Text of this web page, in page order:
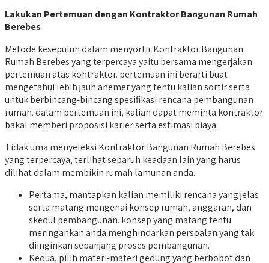
Lakukan Pertemuan dengan Kontraktor Bangunan Rumah
Berebes
Metode kesepuluh dalam menyortir Kontraktor Bangunan
Rumah Berebes yang terpercaya yaitu bersama mengerjakan
pertemuan atas kontraktor. pertemuan ini berarti buat
mengetahui lebih jauh anemer yang tentu kalian sortir serta
untuk berbincang-bincang spesifikasi rencana pembangunan
rumah. dalam pertemuan ini, kalian dapat meminta kontraktor
bakal memberi proposisi karier serta estimasi biaya.
Tidak uma menyeleksi Kontraktor Bangunan Rumah Berebes
yang terpercaya, terlihat separuh keadaan lain yang harus
dilihat dalam membikin rumah lamunan anda.
Pertama, mantapkan kalian memiliki rencana yang jelas
serta matang mengenai konsep rumah, anggaran, dan
skedul pembangunan. konsep yang matang tentu
meringankan anda menghindarkan persoalan yang tak
diinginkan sepanjang proses pembangunan.
Kedua, pilih materi-materi gedung yang berbobot dan